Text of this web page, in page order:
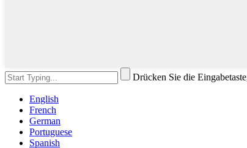
Drücken Sie die
English
French
German
Portuguese
Spanish